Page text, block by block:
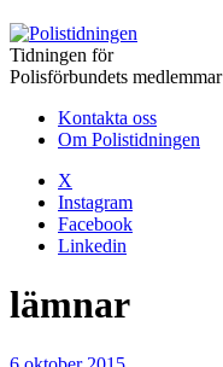
Tidningen för
Polisförbundets medlemmar
Kontakta oss
Om Polistidningen
X
Instagram
Facebook
Linkedin
lämnar